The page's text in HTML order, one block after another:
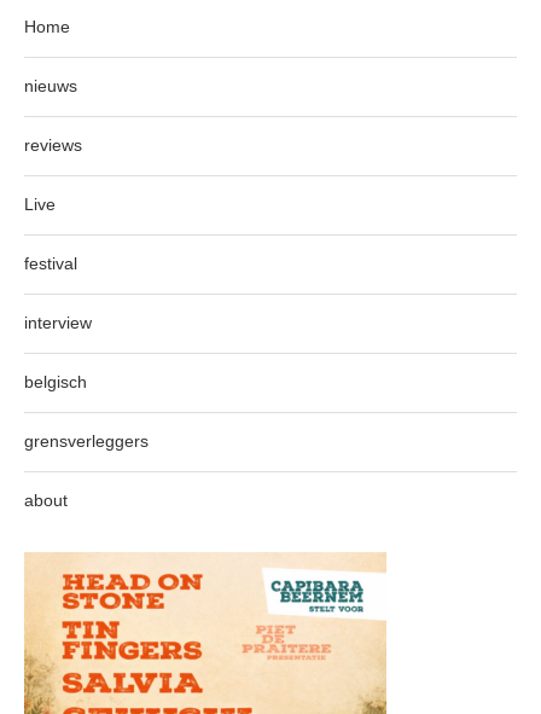
Home
nieuws
reviews
Live
festival
interview
belgisch
grensverleggers
about